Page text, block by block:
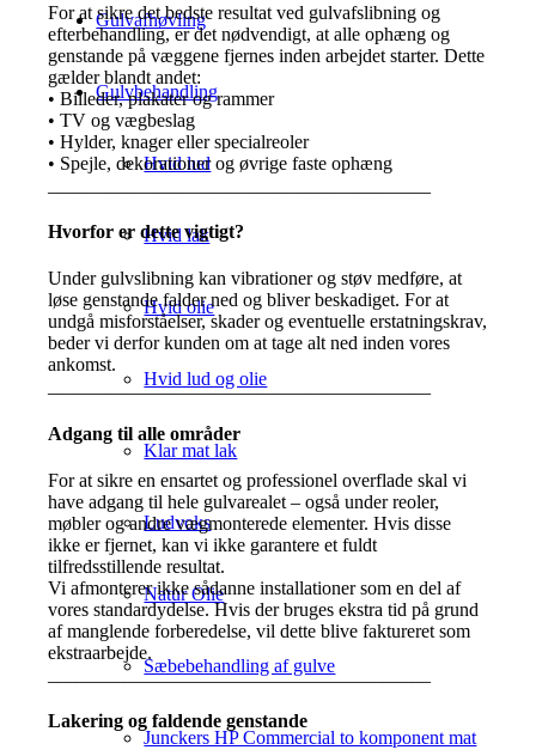
Gulvafhøvling
Gulvbehandling
Hvid lud
Hvid lak
Hvid olie
Hvid lud og olie
Klar mat lak
Ludvoks
Natur Olie
Sæbebehandling af gulve
Junckers HP Commercial to komponent mat
For at sikre det bedste resultat ved gulvafslibning og
efterbehandling, er det nødvendigt, at alle ophæng og
genstande på væggene fjernes inden arbejdet starter. Dette
gælder blandt andet:
• Billeder, plakater og rammer
• TV og vægbeslag
• Hylder, knager eller specialreoler
• Spejle, dekorationer og øvrige faste ophæng
Hvorfor er dette vigtigt?
Under gulvslibning kan vibrationer og støv medføre, at
løse genstande falder ned og bliver beskadiget. For at
undgå misforståelser, skader og eventuelle erstatningskrav,
beder vi derfor kunden om at tage alt ned inden vores
ankomst.
________________________________________
Adgang til alle områder
For at sikre en ensartet og professionel overflade skal vi
have adgang til hele gulvarealet – også under reoler,
møbler og andre vægmonterede elementer. Hvis disse
ikke er fjernet, kan vi ikke garantere et fuldt
tilfredsstillende resultat.
Vi afmonterer ikke sådanne installationer som en del af
vores standardydelse. Hvis der bruges ekstra tid på grund
af manglende forberedelse, vil dette blive faktureret som
ekstraarbejde.
________________________________________
Lakering og faldende genstande